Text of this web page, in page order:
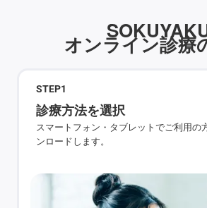
オンライン診療
STEP1
診療方法を選択
スマートフォン・タブレットでご利用の
ンロードします。